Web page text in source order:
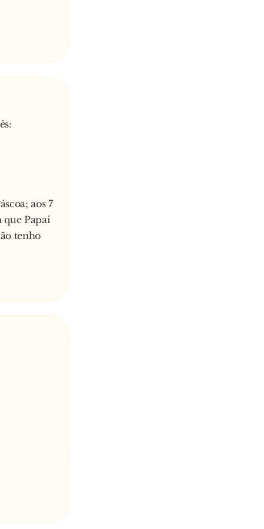
da
nem
eu
aos 7
que Papai
tenho